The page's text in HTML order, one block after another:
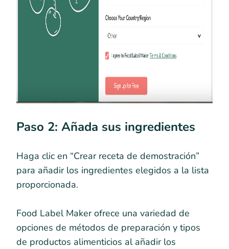
Paso 2: Añada sus ingredientes
Haga clic en “Crear receta de demostración”
para añadir los ingredientes elegidos a la lista
proporcionada.
Food Label Maker ofrece una variedad de
opciones de métodos de preparación y tipos
de productos alimenticios al añadir los